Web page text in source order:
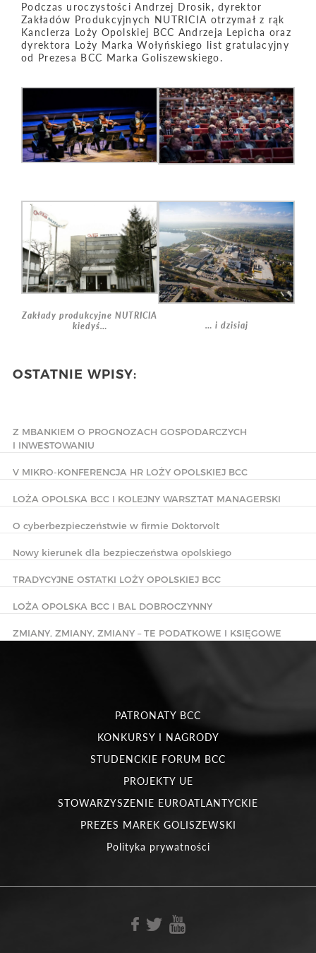
OSTATNIE WPISY:
Z MBANKIEM O PROGNOZACH GOSPODARCZYCH
I INWESTOWANIU
V MIKRO-KONFERENCJA HR LOŻY OPOLSKIEJ BCC
LOŻA OPOLSKA BCC I KOLEJNY WARSZTAT MANAGERSKI
O cyberbezpieczeństwie w firmie Doktorvolt
Nowy kierunek dla bezpieczeństwa opolskiego
TRADYCYJNE OSTATKI LOŻY OPOLSKIEJ BCC
LOŻA OPOLSKA BCC I BAL DOBROCZYNNY
ZMIANY, ZMIANY, ZMIANY – TE PODATKOWE I KSIĘGOWE
Podczas uroczystości Andrzej Drosik, dyrektor
Zakładów Produkcyjnych NUTRICIA otrzymał z rąk
Kanclerza Loży Opolskiej BCC Andrzeja Lepicha oraz
dyrektora Loży Marka Wołyńskiego list gratulacyjny
od Prezesa BCC Marka Goliszewskiego.
Zakłady produkcyjne NUTRICIA
kiedyś…
… i dzisiaj
PATRONATY BCC
KONKURSY I NAGRODY
STUDENCKIE FORUM BCC
PROJEKTY UE
STOWARZYSZENIE EUROATLANTYCKIE
PREZES MAREK GOLISZEWSKI
Polityka prywatności